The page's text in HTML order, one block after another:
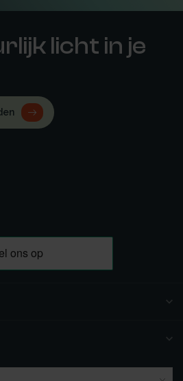
licht in je